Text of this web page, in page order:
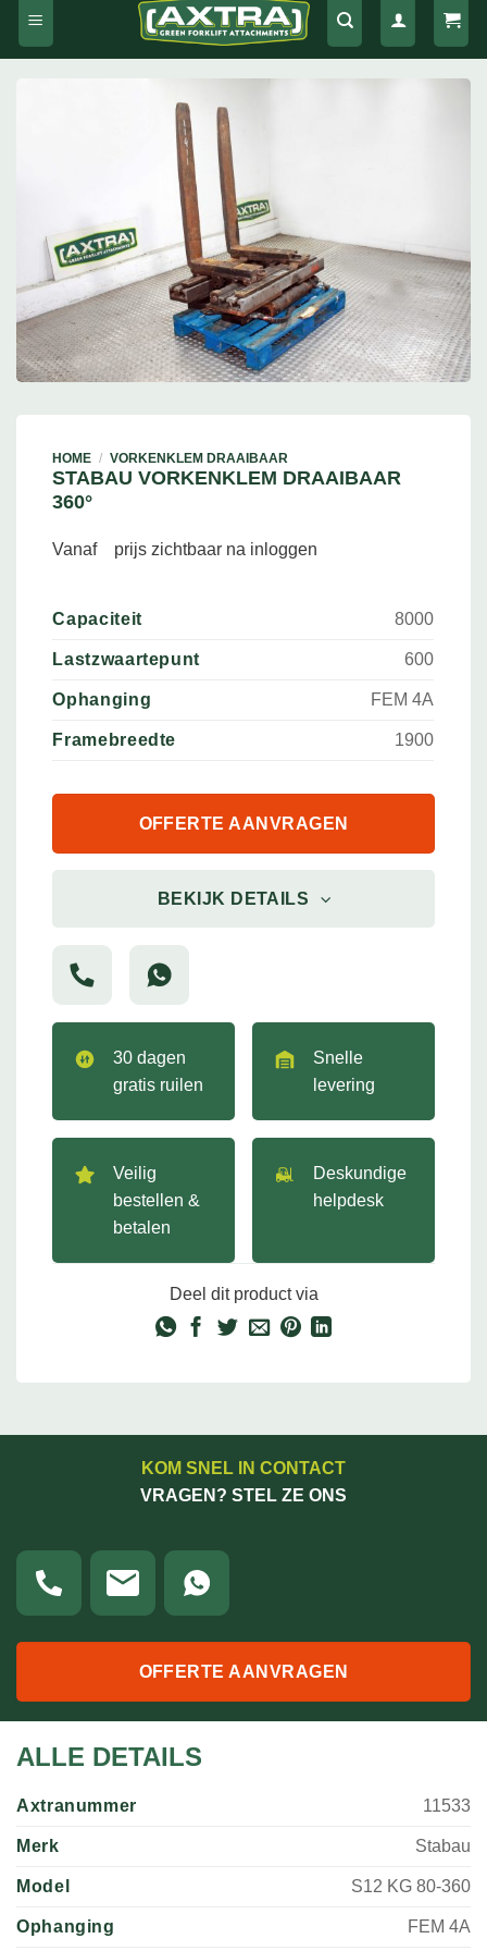
HOME / VORKENKLEM DRAAIBAAR
STABAU VORKENKLEM DRAAIBAAR
360°
Vanaf prijs zichtbaar na inloggen
Capaciteit 8000
Lastzwaartepunt 600
Ophanging FEM 4A
Framebreedte 1900
OFFERTE AANVRAGEN
BEKIJK DETAILS
30 dagen
gratis ruilen
Snelle
levering
Veilig
bestellen &
betalen
Deskundige
helpdesk
Deel dit product via
KOM SNEL IN CONTACT
VRAGEN? STEL ZE ONS
OFFERTE AANVRAGEN
ALLE DETAILS
Axtranummer 11533
Merk Stabau
Model S12 KG 80-360
Ophanging FEM 4A